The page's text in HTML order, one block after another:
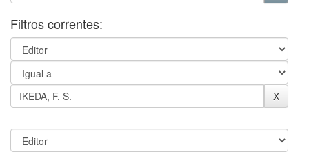
Filtros correntes: